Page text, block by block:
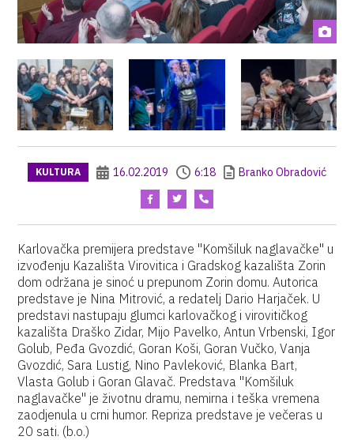
KULTURA 16.02.2019 6:18 Branko Obradović
Karlovačka premijera predstave "Komšiluk naglavačke" u
izvođenju Kazališta Virovitica i Gradskog kazališta Zorin
dom održana je sinoć u prepunom Zorin domu. Autorica
predstave je Nina Mitrović, a redatelj Dario Harjaček. U
predstavi nastupaju glumci karlovačkog i virovitičkog
kazališta Draško Zidar, Mijo Pavelko, Antun Vrbenski, Igor
Golub, Peđa Gvozdić, Goran Koši, Goran Vučko, Vanja
Gvozdić, Sara Lustig, Nino Pavleković, Blanka Bart,
Vlasta Golub i Goran Glavač. Predstava "Komšiluk
naglavačke" je životnu dramu, nemirna i teška vremena
zaodjenula u crni humor. Repriza predstave je večeras u
20 sati. (b.o.)